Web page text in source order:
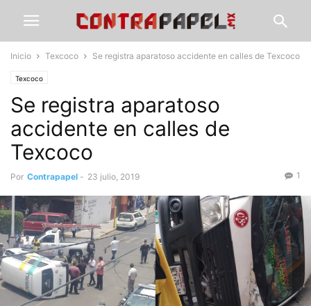
Inicio Texcoco Se registra aparatoso accidente en calles de Texcoco
Texcoco
Se registra aparatoso
accidente en calles de
Texcoco
Por Contrapapel - 23 julio, 2019 1